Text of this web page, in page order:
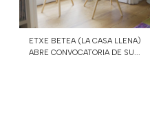
ETXE BETEA (LA CASA LLENA)
ABRE CONVOCATORIA DE SU...